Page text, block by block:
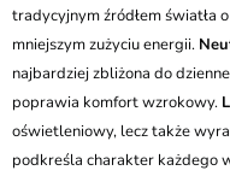
tradycyjnym źródłem światła
mniejszym zużyciu energii.
najbardziej zbliżona do
poprawia komfort wzrokowy.
oświetleniowy, lecz także
podkreśla charakter każdego